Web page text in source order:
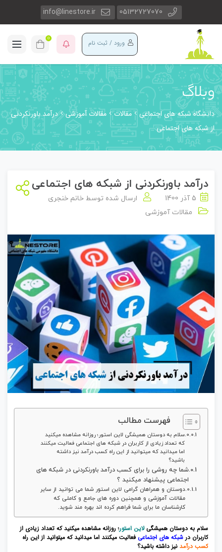
05132727070
info@linestore.ir
ورود / ثبت نام 0
وبلاگ
دانشگاه شبکه های اجتماعی مقالات مقالات آموزشی
درآمد باورنکردنی
از شبکه های اجتماعی
درآمد باورنکردنی از شبکه های اجتماعی
5 آذر 1400 ارسال شده توسط خانم خنجری
مقالات آموزشی
فهرست مطالب
سلام به دوستان همیشگی لاین استور؛ روزانه مشاهده میکنید
که تعداد زیادی از کاربران در شبکه های اجتماعی فعالیت میکنند
اما میدانید که میتوانید از این راه کسب درآمد نیز داشته
باشید؟
شما چه روشی را برای کسب درآمد باورنکردنی در شبکه های
اجتماعی پیشنهاد میکنید ؟
دوستان و همراهان گرامی لاین استور شما می توانید از سایر
مقالات آموزشی و همچنین دوره های جامع و کاملی که
کارشناسان ما برای شما فراهم کرده اند بهره مند شوید.
سلام به دوستان همیشگیلاین استور؛ روزانه مشاهده میکنید که تعداد زیادی از
کاربران در شبکه های اجتماعی فعالیت میکنند اما میدانید که میتوانید از این راه
کسب درآمدنیز داشته باشید؟